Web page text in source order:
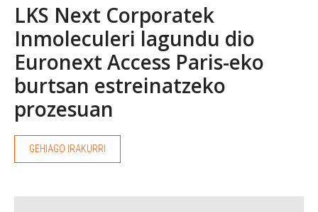
LKS Next Corporatek
Inmoleculeri lagundu dio
Euronext Access Paris-eko
burtsan estreinatzeko
prozesuan
GEHIAGO IRAKURRI